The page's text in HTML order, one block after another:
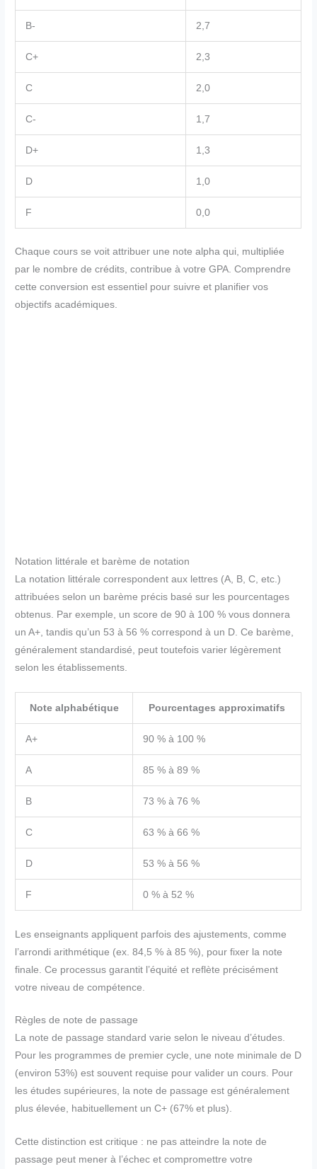
B- 2,7
C+ 2,3
C 2,0
C- 1,7
D+ 1,3
D 1,0
F 0,0
Chaque cours se voit attribuer une note alpha qui, multipliée
par le nombre de crédits, contribue à votre GPA. Comprendre
cette conversion est essentiel pour suivre et planifier vos
objectifs académiques.
Notation littérale et barème de notation
La notation littérale correspondent aux lettres (A, B, C, etc.)
attribuées selon un barème précis basé sur les pourcentages
obtenus. Par exemple, un score de 90 à 100 % vous donnera
un A+, tandis qu’un 53 à 56 % correspond à un D. Ce barème,
généralement standardisé, peut toutefois varier légèrement
selon les établissements.
Note alphabétique Pourcentages approximatifs
A+ 90 % à 100 %
A 85 % à 89 %
B 73 % à 76 %
C 63 % à 66 %
D 53 % à 56 %
F 0 % à 52 %
Les enseignants appliquent parfois des ajustements, comme
l’arrondi arithmétique (ex. 84,5 % à 85 %), pour fixer la note
finale. Ce processus garantit l’équité et reflète précisément
votre niveau de compétence.
Règles de note de passage
La note de passage standard varie selon le niveau d’études.
Pour les programmes de premier cycle, une note minimale de D
(environ 53%) est souvent requise pour valider un cours. Pour
les études supérieures, la note de passage est généralement
plus élevée, habituellement un C+ (67% et plus).
Cette distinction est critique : ne pas atteindre la note de
passage peut mener à l’échec et compromettre votre